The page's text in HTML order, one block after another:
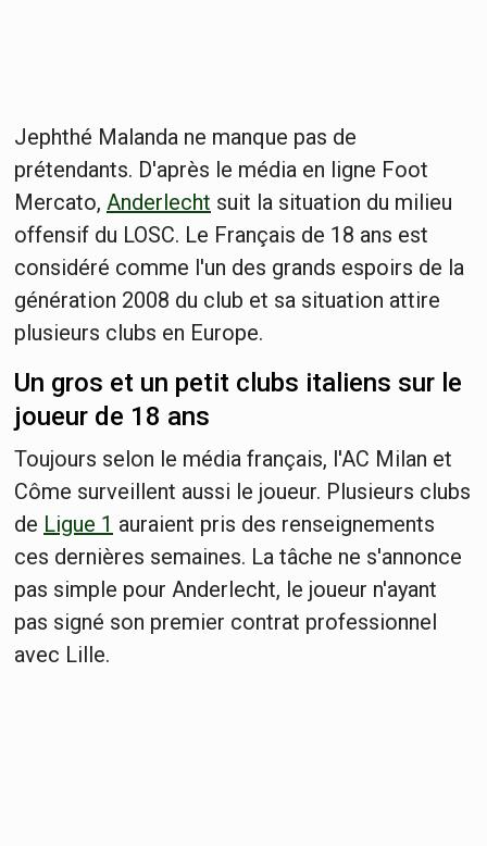
Jephthé Malanda ne manque pas de
prétendants. D'après le média en ligne Foot
Mercato, Anderlecht suit la situation du milieu
offensif du LOSC. Le Français de 18 ans est
considéré comme l'un des grands espoirs de la
génération 2008 du club et sa situation attire
plusieurs clubs en Europe.
Un gros et un petit clubs italiens sur le
joueur de 18 ans
Toujours selon le média français, l'AC Milan et
Côme surveillent aussi le joueur. Plusieurs clubs
de Ligue 1 auraient pris des renseignements
ces dernières semaines. La tâche ne s'annonce
pas simple pour Anderlecht, le joueur n'ayant
pas signé son premier contrat professionnel
avec Lille.